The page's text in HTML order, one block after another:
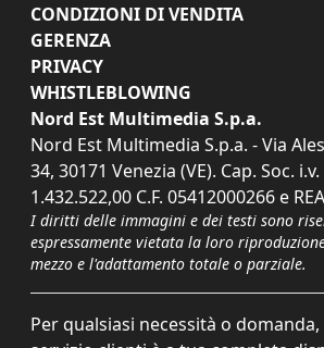
CONDIZIONI DI VENDITA
GERENZA
PRIVACY
WHISTLEBLOWING
Nord Est Multimedia S.p.a.
Nord Est Multimedia S.p.a. - Via
34, 30171 Venezia (VE). Cap. Soc.
1.432.522,00 C.F. 05412000266 e
I diritti delle immagini e dei testi sono
espressamente vietata la loro
mezzo e l'adattamento totale o parziale.
Per qualsiasi necessità o